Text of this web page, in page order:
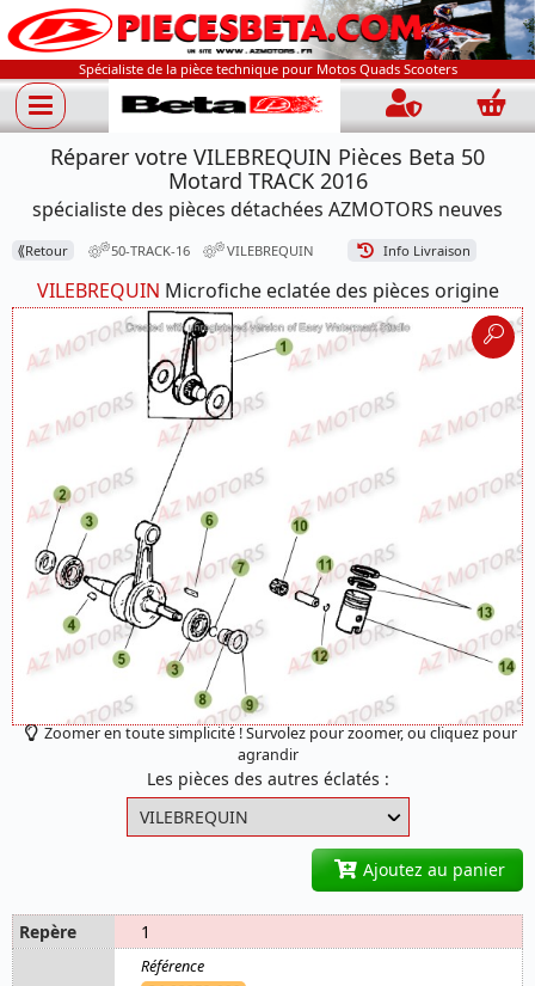
Spécialiste de la pièce technique pour Motos Quads Scooters
Connection
Réparer votre VILEBREQUIN Pièces Beta 50
Motard TRACK 2016
spécialiste des pièces détachées AZMOTORS neuves
⟪Retour 50-TRACK-16 VILEBREQUIN Info Livraison
VILEBREQUIN Microfiche eclatée des pièces origine
Zoomer en toute simplicité ! Survolez pour zoomer, ou cliquez pour
agrandir
Les pièces des autres éclatés :
Ajoutez au panier
1